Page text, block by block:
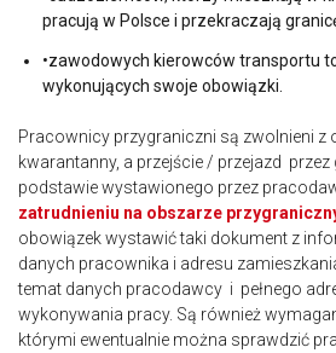
pracują w Polsce i przekraczają
•zawodowych kierowców transportu
wykonujących swoje obowiązki.
Pracownicy przygraniczni są zwolnieni z
kwarantanny, a przejście / przejazd
podstawie wystawionego przez
zatrudnieniu na obszarze
obowiązek wystawić taki dokument z
danych pracownika i adresu
temat danych pracodawcy i pełnego
wykonywania pracy. Są również
którymi ewentualnie można sprawdzić